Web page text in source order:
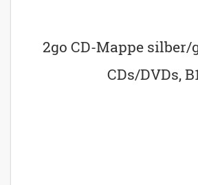
2go CD-Mappe silber/
CDs/DVDs,